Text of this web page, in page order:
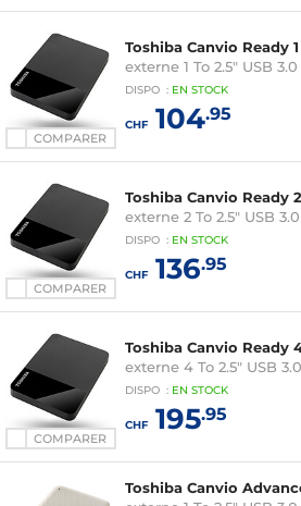
COMPARER
Toshiba Canvio Ready
externe 1 To 2.5" USB 3.0
DISPO : EN STOCK
CHF104.95
COMPARER
Toshiba Canvio Ready
externe 2 To 2.5" USB 3.0
DISPO : EN STOCK
CHF136.95
COMPARER
Toshiba Canvio Ready
externe 4 To 2.5" USB 3.0
DISPO : EN STOCK
CHF195.95
Toshiba Canvio